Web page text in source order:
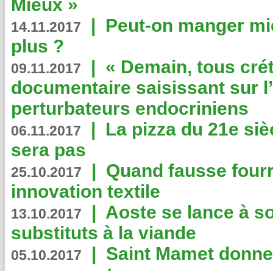
Mieux »
14.11.2017 | Peut-on manger
plus ?
09.11.2017 | « Demain, tous
documentaire saisissant sur
perturbateurs endocriniens
06.11.2017 | La pizza du 21e
sera pas
25.10.2017 | Quand fausse
innovation textile
13.10.2017 | Aoste se lance à
substituts à la viande
05.10.2017 | Saint Mamet